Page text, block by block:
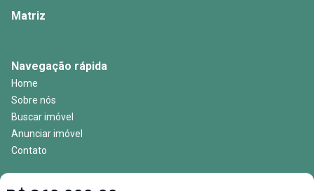
Matriz
Navegação rápida
Home
Sobre nós
Buscar imóvel
Anunciar imóvel
Contato